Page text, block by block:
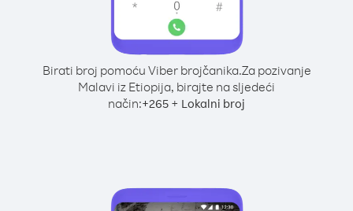
Birati broj pomoću Viber brojčanika.Za pozivanje
Malavi iz Etiopija, birajte na sljedeći
način:+265 + Lokalni broj